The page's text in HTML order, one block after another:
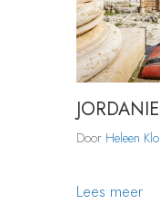
Door Heleen
Lees meer